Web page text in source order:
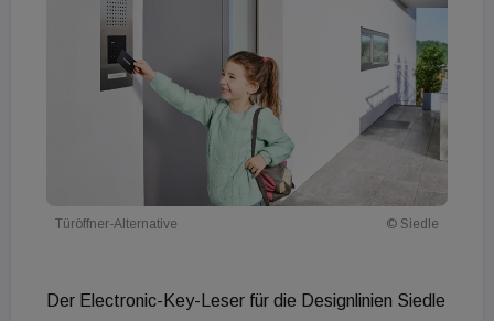
Türöffner-Alternative © Siedle
Der Electronic-Key-Leser für die Designlinien Siedle